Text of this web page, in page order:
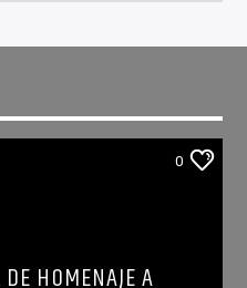
0
HOMENAJE A